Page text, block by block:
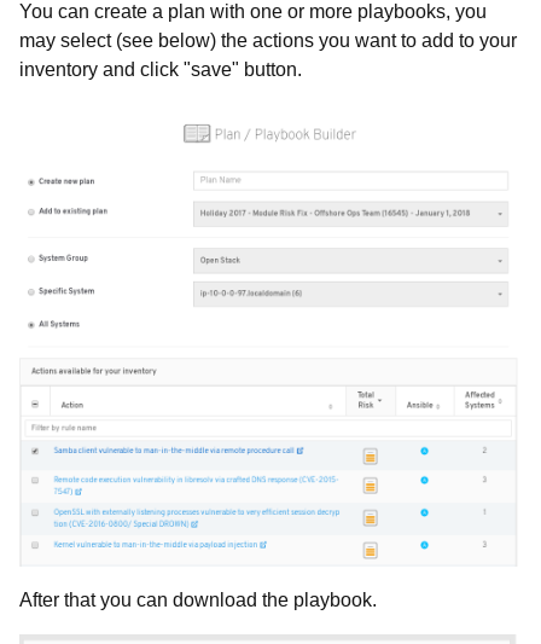
You can create a plan with one or more playbooks, you
may select (see below) the actions you want to add to your
inventory and click "save" button.
After that you can download the playbook.